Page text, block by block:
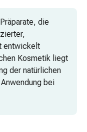
die
entwickelt
Kosmetik liegt
der natürlichen
bei
der
dem